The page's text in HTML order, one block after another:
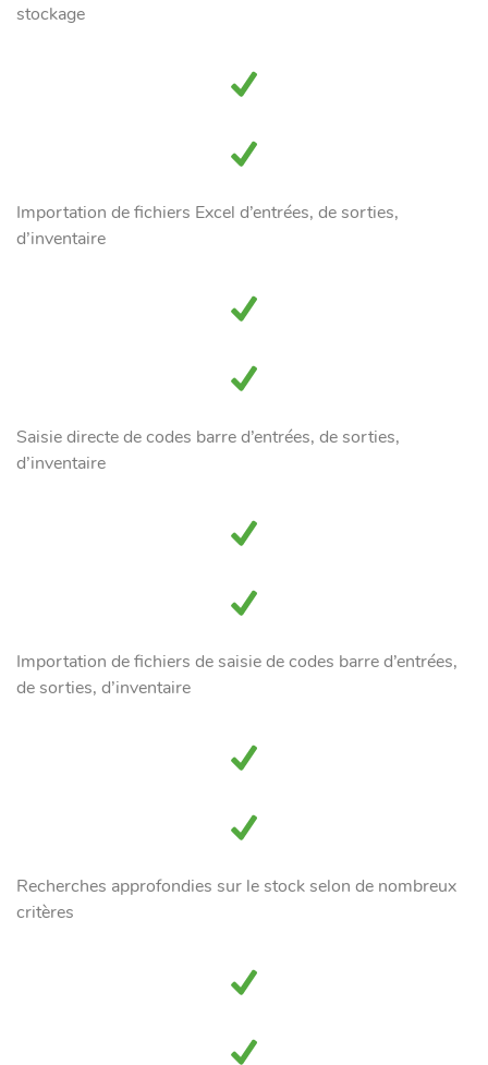
stockage
Importation de fichiers Excel d’entrées, de sorties,
d’inventaire
Saisie directe de codes barre d’entrées, de sorties,
d’inventaire
Importation de fichiers de saisie de codes barre d’entrées,
de sorties, d’inventaire
Recherches approfondies sur le stock selon de nombreux
critères